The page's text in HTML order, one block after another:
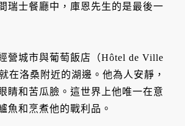
瑞士餐廳中，庫恩先生的是最後一
營城市與葡萄飯店（Hôtel de Ville
在洛桑附近的湖邊。他為人安靜，
睛和苦瓜臉。這世界上他唯一在意
魚和烹煮他的戰利品。